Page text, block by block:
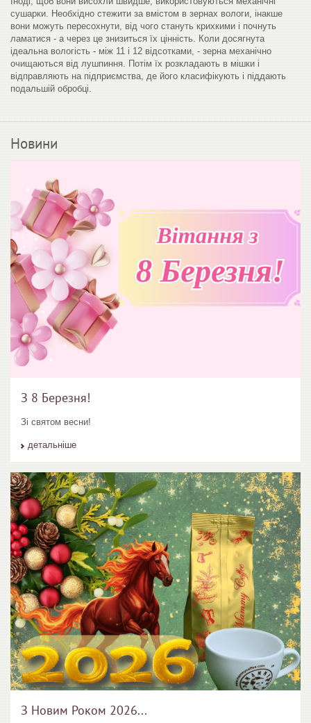
сушарки. Необхідно стежити за вмістом в зернах вологи, інакше
вони можуть пересохнути, від чого стануть крихкими і почнуть
ламатися - а через це знизиться їх цінність. Коли досягнута
ідеальна вологість - між 11 і 12 відсотками, - зерна механічно
очищаються від лушпиння. Потім їх розкладають в мішки і
відправляють на підприємства, де його класифікують і піддають
подальшій обробці.
Новини
З 8 Березня!
Зі святом весни!
детальніше
З Новим Роком 2026...